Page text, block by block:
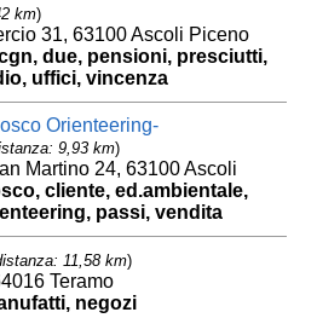
km)
31, 63100 Ascoli Piceno
due, pensioni, presciutti,
uffici, vincenza
Orienteering-
9,93 km)
Martino 24, 63100 Ascoli
cliente, ed.ambientale,
passi, vendita
11,58 km)
Teramo
negozi